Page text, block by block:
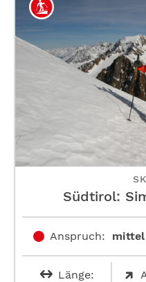
Südtirol:
Anspruch: mittel
Länge: